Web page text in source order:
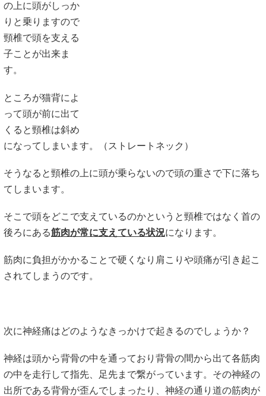
の上に頭がしっか
りと乗りますので
頸椎で頭を支える
子ことが出来ま
す。
ところが猫背によ
って頭が前に出て
くると頸椎は斜め
になってしまいます。（ストレートネック）
そうなると頸椎の上に頭が乗らないので頭の重さで下に落ち
てしまいます。
そこで頭をどこで支えているのかというと頸椎ではなく首の
後ろにある筋肉が常に支えている状況になります。
筋肉に負担がかかることで硬くなり肩こりや頭痛が引き起こ
されてしまうのです。
次に神経痛はどのようなきっかけで起きるのでしょうか？
神経は頭から背骨の中を通っており背骨の間から出て各筋肉
の中を走行して指先、足先まで繋がっています。その神経の
出所である背骨が歪んでしまったり、神経の通り道の筋肉が